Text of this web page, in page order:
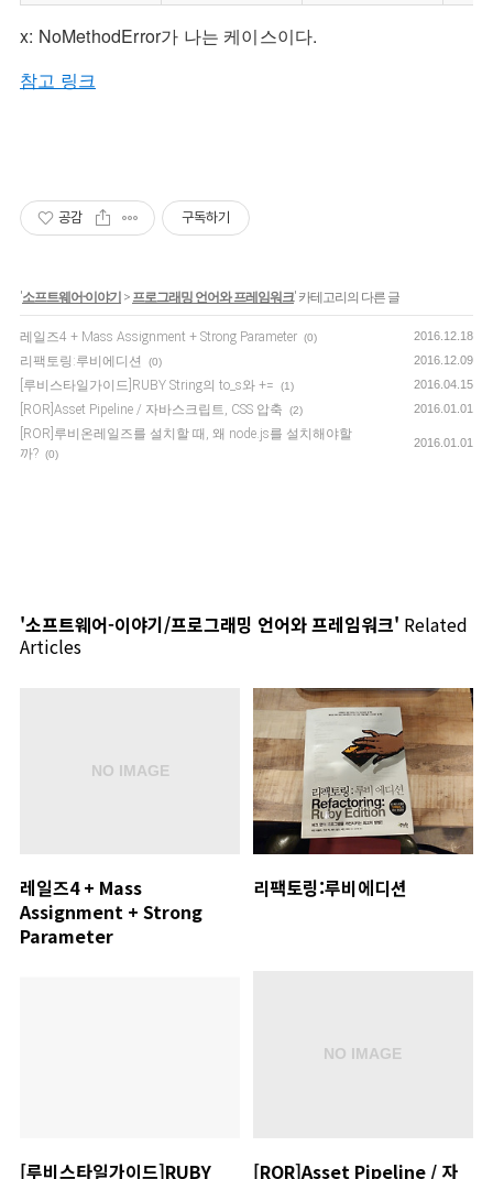
x: NoMethodError가 나는 케이스이다.
참고 링크
공감 구독하기
'소프트웨어-이야기 > 프로그래밍 언어와 프레임워크' 카테고리의 다른 글
레일즈4 + Mass Assignment + Strong Parameter (0) 2016.12.18
리팩토링:루비에디션 (0) 2016.12.09
[루비스타일가이드]RUBY String의 to_s와 += (1) 2016.04.15
[ROR]Asset Pipeline / 자바스크립트, CSS 압축 (2) 2016.01.01
[ROR]루비온레일즈를 설치할 때, 왜 node.js를 설치해야할
까? (0)
2016.01.01
'소프트웨어-이야기/프로그래밍 언어와 프레임워크' Related
Articles
레일즈4 + Mass
Assignment + Strong
Parameter
리팩토링:루비에디션
[루비스타일가이드]RUBY [ROR]Asset Pipeline / 자